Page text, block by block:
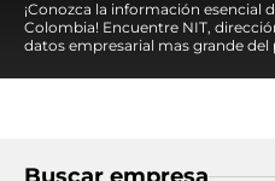
¡Conozca la información esencial
Colombia! Encuentre NIT,
datos empresarial mas grande del